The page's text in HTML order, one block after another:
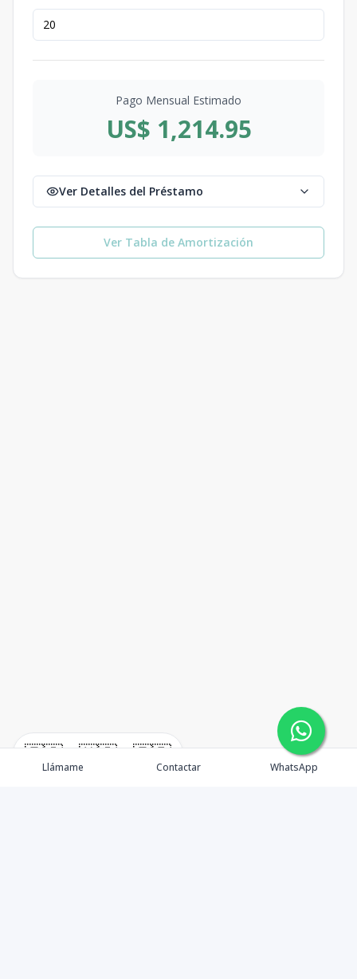
🇪🇸 🇺🇸 🇫🇷
Pago Mensual Estimado
US$ 1,214.95
Ver Detalles del Préstamo
Ver Tabla de Amortización
Llámame Contactar WhatsApp